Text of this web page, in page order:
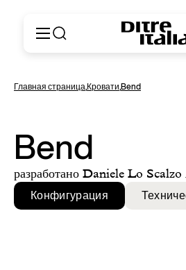
Продукция
Каталоги и
Ditre for
Точки продаж
Новости и пресса
Личный кабинет
English
Español
Русский
简体中文
Главная страница,Кровати,Bend
Bend
разработано Daniele Lo
Конфигурация